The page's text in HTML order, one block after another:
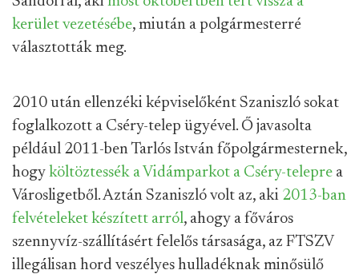
kerület vezetésébe, miután a polgármesterré
választották meg.
2010 után ellenzéki képviselőként Szaniszló sokat
foglalkozott a Cséry-telep ügyével. Ő javasolta
például 2011-ben Tarlós István főpolgármesternek,
hogy költöztessék a Vidámparkot a Cséry-telepre a
Városligetből. Aztán Szaniszló volt az, aki 2013-ban
felvételeket készített arról, ahogy a főváros
szennyvíz-szállításért felelős társasága, az FTSZV
illegálisan hord veszélyes hulladéknak minősülő